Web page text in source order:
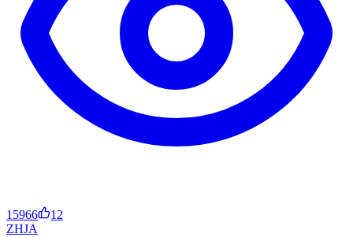
15966
12
ZHJA